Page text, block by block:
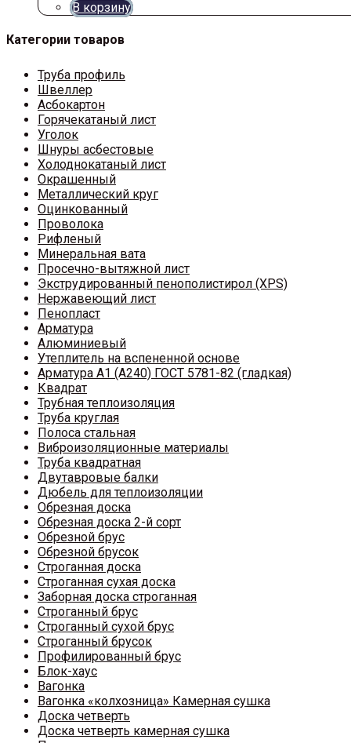
В корзину
Категории товаров
Труба профиль
Швеллер
Асбокартон
Горячекатаный лист
Уголок
Шнуры асбестовые
Холоднокатаный лист
Окрашенный
Металлический круг
Оцинкованный
Проволока
Рифленый
Минеральная вата
Просечно-вытяжной лист
Экструдированный пенополистирол (XPS)
Нержавеющий лист
Пенопласт
Арматура
Алюминиевый
Утеплитель на вспененной основе
Арматура A1 (A240) ГОСТ 5781-82 (гладкая)
Квадрат
Трубная теплоизоляция
Труба круглая
Полоса стальная
Виброизоляционные материалы
Труба квадратная
Двутавровые балки
Дюбель для теплоизоляции
Обрезная доска
Обрезная доска 2-й сорт
Обрезной брус
Обрезной брусок
Строганная доска
Строганная сухая доска
Заборная доска строганная
Строганный брус
Строганный сухой брус
Строганный брусок
Профилированный брус
Блок-хаус
Вагонка
Вагонка «колхозница» Камерная сушка
Доска четверть
Доска четверть камерная сушка